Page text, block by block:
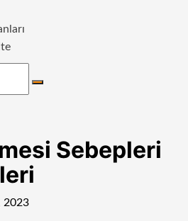
Arama
Sebepleri
2023